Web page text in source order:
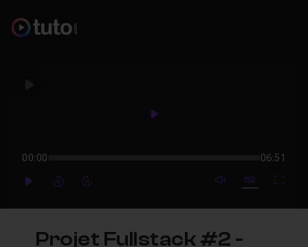
Play
00:00 06:51
ForwardForward mute video
Subtitles
Projet Fullstack #2 -